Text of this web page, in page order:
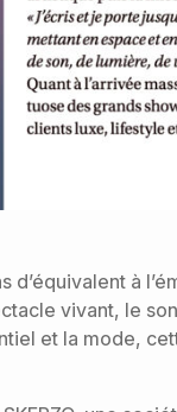
d’équivalent à
vivant, le
et la mode,